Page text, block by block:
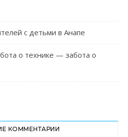
с детьми в Анапе
о технике — забота о
КОММЕНТАРИИ